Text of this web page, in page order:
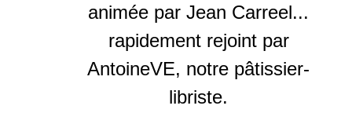
animée par Jean Carreel...
rapidement rejoint par
AntoineVE, notre pâtissier-
libriste.